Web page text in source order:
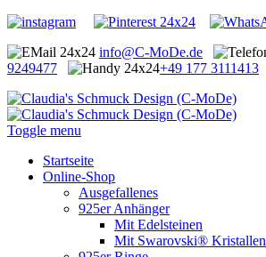
info@C-MoDe.de
9249477
+49 177 3111413
Toggle menu
Startseite
Online-Shop
Ausgefallenes
925er Anhänger
Mit Edelsteinen
Mit Swarovski® Kristallen